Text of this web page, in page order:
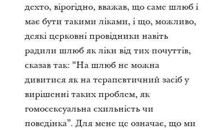
дехто, вірогідно, вважав, що саме шлюб і
має бути такими ліками, і що, можливо,
деякі церковні провідники навіть
радили шлюб як ліки від тих почуттів,
сказав так: “На шлюб не можна
дивитися як на терапевтичний засіб у
вирішенні таких проблем, як
гомосексуальна схильність чи
поведінка”. Для мене це означає, що ми